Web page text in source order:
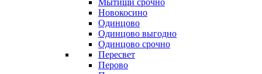
Мытищи срочно
Новокосино
Одинцово
Одинцово выгодно
Одинцово срочно
Пересвет
Перово